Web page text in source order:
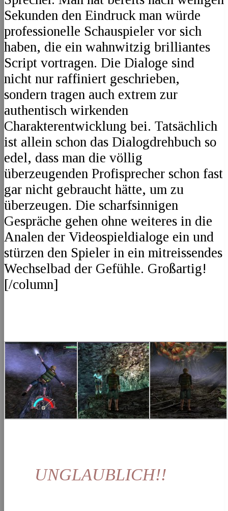
Sekunden den Eindruck man würde
professionelle Schauspieler vor sich
haben, die ein wahnwitzig brilliantes
Script vortragen. Die Dialoge sind
nicht nur raffiniert geschrieben,
sondern tragen auch extrem zur
authentisch wirkenden
Charakterentwicklung bei. Tatsächlich
ist allein schon das Dialogdrehbuch so
edel, dass man die völlig
überzeugenden Profisprecher schon fast
gar nicht gebraucht hätte, um zu
überzeugen. Die scharfsinnigen
Gespräche gehen ohne weiteres in die
Analen der Videospieldialoge ein und
stürzen den Spieler in ein mitreissendes
Wechselbad der Gefühle. Großartig!
[/column]
UNGLAUBLICH!!